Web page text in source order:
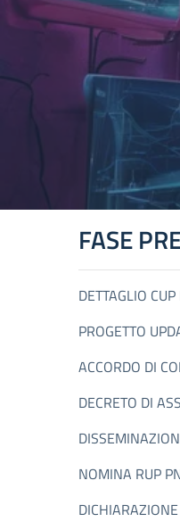
FASE
DETTAGLIO
PROGETTO
ACCORDO DI
DECRETO DI
NOMINA RUP